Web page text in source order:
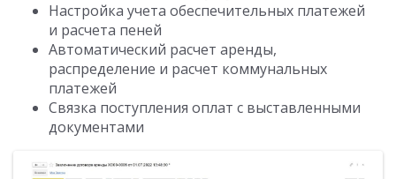
Настройка учета обеспечительных платежей
и расчета пеней
Автоматический расчет аренды,
распределение и расчет коммунальных
платежей
Связка поступления оплат с выставленными
документами